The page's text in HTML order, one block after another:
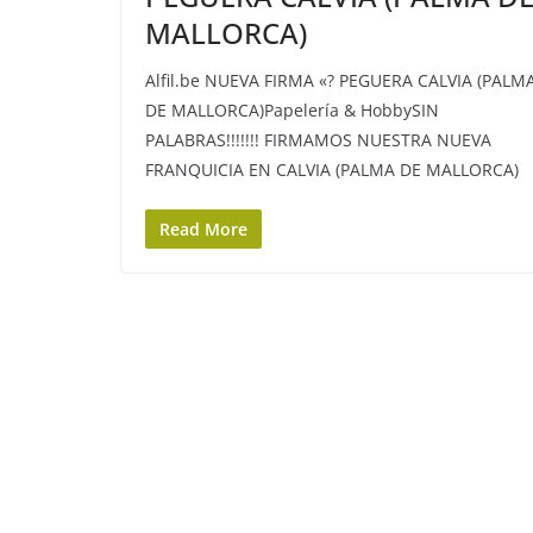
MALLORCA)
Alfil.be NUEVA FIRMA «? PEGUERA CALVIA
DE MALLORCA)Papelería & HobbySIN
PALABRAS!!!!!!! FIRMAMOS NUESTRA NUEVA
FRANQUICIA EN CALVIA (PALMA DE MALLORCA)
Read More